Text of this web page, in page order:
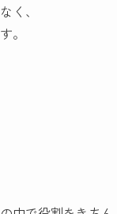
く、
。